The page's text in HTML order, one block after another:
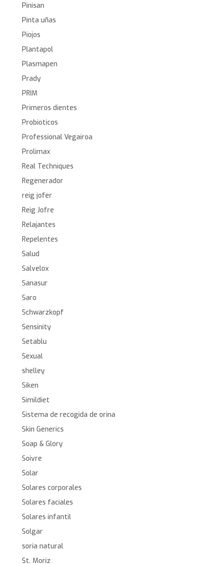
Pinisan
Pinta uñas
Piojos
Plantapol
Plasmapen
Prady
PRIM
Primeros dientes
Probioticos
Professional Vegairoa
Prolimax
Real Techniques
Regenerador
reig jofer
Reig Jofre
Relajantes
Repelentes
Salud
Salvelox
Sanasur
Saro
Schwarzkopf
Sensinity
Setablu
Sexual
shelley
Siken
Simildiet
Sistema de recogida de orina
Skin Generics
Soap & Glory
Soivre
Solar
Solares corporales
Solares faciales
Solares infantil
Solgar
soria natural
St. Moriz